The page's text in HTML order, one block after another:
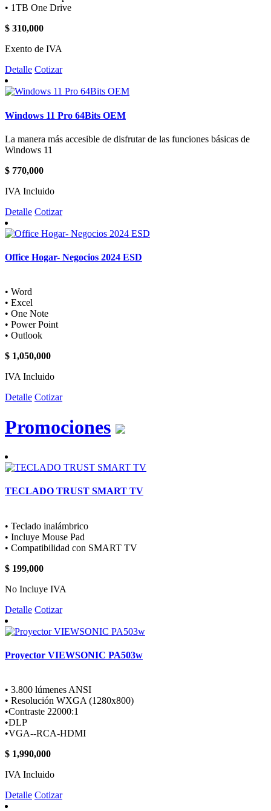
• 1TB One Drive
$ 310,000
Exento de IVA
Detalle Cotizar
Windows 11 Pro 64Bits OEM
La manera más accesible de disfrutar de las funciones básicas de
Windows 11
$ 770,000
IVA Incluido
Detalle Cotizar
Office Hogar- Negocios 2024 ESD
• Word
• Excel
• One Note
• Power Point
• Outlook
$ 1,050,000
IVA Incluido
Detalle Cotizar
Promociones
TECLADO TRUST SMART TV
• Teclado inalámbrico
• Incluye Mouse Pad
• Compatibilidad con SMART TV
$ 199,000
No Incluye IVA
Detalle Cotizar
Proyector VIEWSONIC PA503w
• 3.800 lúmenes ANSI
• Resolución WXGA (1280x800)
•Contraste 22000:1
•DLP
•VGA--RCA-HDMI
$ 1,990,000
IVA Incluido
Detalle Cotizar